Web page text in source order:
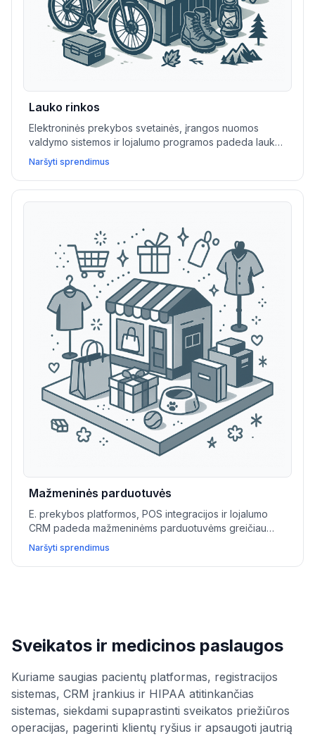
Lauko rinkos
Elektroninės prekybos svetainės, įrangos nuomos
valdymo sistemos ir lojalumo programos padeda lauko
ir gyvenimo būdo verslams didinti pardavimus, valdyti
paslaugas ir kurti klientų bendruomenes.
Naršyti sprendimus
Mažmeninės parduotuvės
E. prekybos platformos, POS integracijos ir lojalumo
CRM padeda mažmeninėms parduotuvėms greičiau
augti, lengvai valdyti atsargas ir kurti sklandžias
apsipirkimo patirtis.
Naršyti sprendimus
Sveikatos ir medicinos paslaugos
Kuriame saugias pacientų platformas, registracijos
sistemas, CRM įrankius ir HIPAA atitinkančias
sistemas, siekdami supaprastinti sveikatos priežiūros
operacijas, pagerinti klientų ryšius ir apsaugoti jautrią